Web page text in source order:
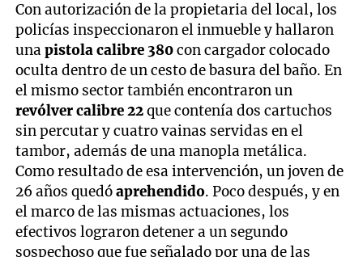
Con autorización de la propietaria del local, los
policías inspeccionaron el inmueble y hallaron
unapistola calibre 380con cargador colocado
oculta dentro de un cesto de basura del baño. En
el mismo sector también encontraron un
revólver calibre 22que contenía dos cartuchos
sin percutar y cuatro vainas servidas en el
tambor, además de una manopla metálica.
Como resultado de esa intervención, un joven de
26 años quedóaprehendido. Poco después, y en
el marco de las mismas actuaciones, los
efectivos lograron detener a un segundo
sospechoso que fue señalado por una de las